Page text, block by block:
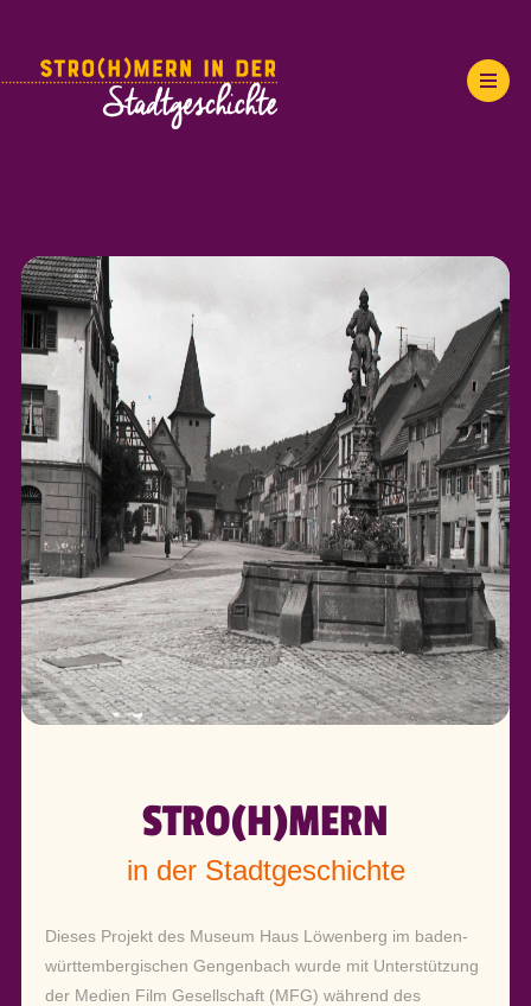
STRO(H)MERN
in der Stadtgeschichte
Dieses Projekt des Museum Haus Löwenberg im baden-
württembergischen Gengenbach wurde mit Unterstützung
der Medien Film Gesellschaft (MFG) während des